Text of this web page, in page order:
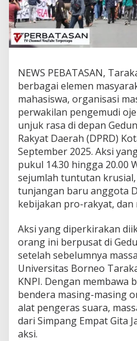
NEWS PEBATASAN,
berbagai elemen
mahasiswa, organisasi
perwakilan pengemudi
unjuk rasa di depan
Rakyat Daerah (DPRD)
September 2025. Aksi
pukul 14.30 hingga 20.00
sejumlah tuntutan
tunjangan baru anggota
kebijakan pro-rakyat,
​Aksi yang diperkirakan
orang ini berpusat di
setelah sebelumnya
Universitas Borneo
KNPI. Dengan membawa
bendera masing-masing
alat pengeras suara,
dari Simpang Empat Gita
aksi.